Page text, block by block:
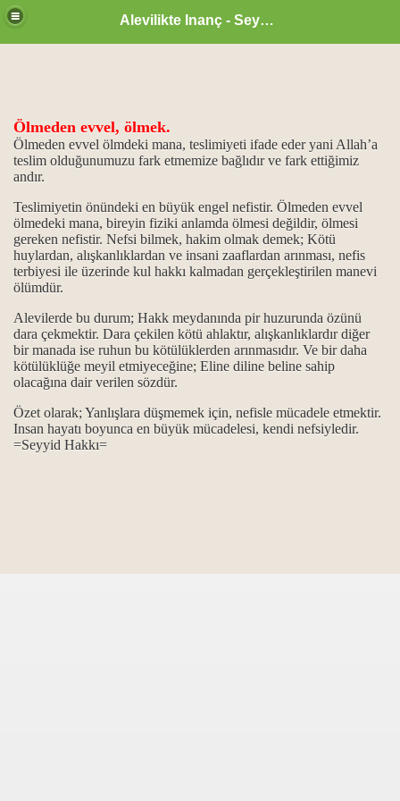
Alevilikte Inanç - Seyyid Hakkı
Ölmeden evvel, ölmek.
Ölmeden evvel ölmdeki mana, teslimiyeti ifade eder yani Allah’a
teslim olduğunumuzu fark etmemize bağlıdır ve fark ettiğimiz
andır.
Teslimiyetin önündeki en büyük engel nefistir. Ölmeden evvel
ölmedeki mana, bireyin fiziki anlamda ölmesi değildir, ölmesi
gereken nefistir. Nefsi bilmek, hakim olmak demek; Kötü
huylardan, alışkanlıklardan ve insani zaaflardan arınması, nefis
terbiyesi ile üzerinde kul hakkı kalmadan gerçekleştirilen manevi
ölümdür.
Alevilerde bu durum; Hakk meydanında pir huzurunda özünü
dara çekmektir. Dara çekilen kötü ahlaktır, alışkanlıklardır diğer
bir manada ise ruhun bu kötülüklerden arınmasıdır. Ve bir daha
kötülüklüğe meyil etmiyeceğine; Eline diline beline sahip
olacağına dair verilen sözdür.
Özet olarak; Yanlışlara düşmemek için, nefisle mücadele etmektir.
Insan hayatı boyunca en büyük mücadelesi, kendi nefsiyledir.
=Seyyid Hakkı=
önemi
işlevi...
din kitapları